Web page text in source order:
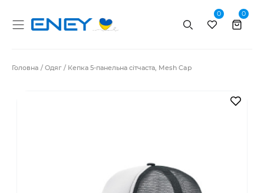
Пошук
0 0
Головна Одяг Кепка 5-панельна сітчаста, Mesh Cap
В